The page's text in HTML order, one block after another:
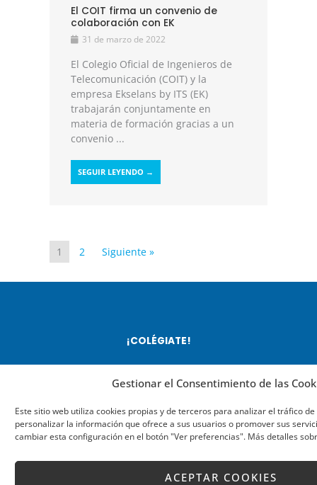
Gestionar el Consentimiento de las
Este sitio web utiliza cookies propias y de terceros para analizar el tráfico
personalizar la información que ofrece a sus usuarios o promover sus
cambiar esta configuración en el botón "Ver preferencias". Más detalles
ACEPTAR COOKIES
El COIT firma un convenio de
colaboración con EK
31 de marzo de 2022
El Colegio Oficial de Ingenieros de
Telecomunicación (COIT) y la
empresa Ekselans by ITS (EK)
trabajarán conjuntamente en
materia de formación gracias a un
convenio ...
SEGUIR LEYENDO →
1 2 Siguiente »
¡COLÉGIATE!
Colegiándote accederás a
profesionales con alta
formación en el sector,
servicios de asesoría jurídica